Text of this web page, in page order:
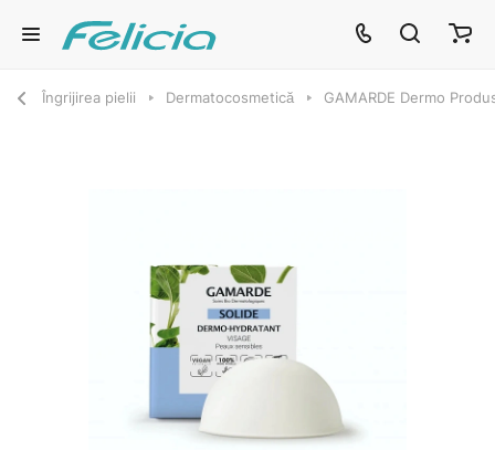
Îngrijirea pielii Dermatocosmetică GAMARDE Dermo